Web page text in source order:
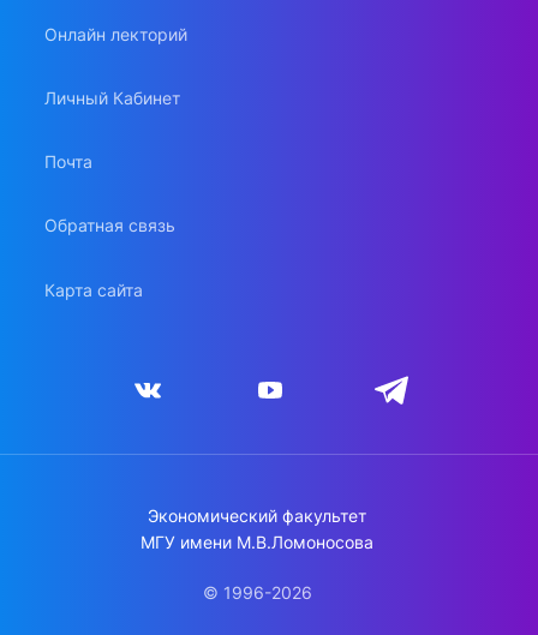
Онлайн лекторий
Личный Кабинет
Почта
Обратная связь
Карта сайта
Экономический факультет
МГУ имени М.В.Ломоносова
© 1996-2026